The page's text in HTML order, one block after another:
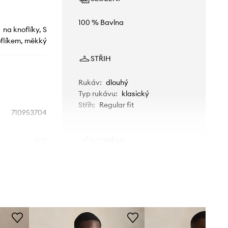
na knoflíky, S
měkký
710953704
100 % Bavlna
STŘIH
Rukáv: dlouhý
Typ rukávu: klasický
Střih: Regular fit
Tabulka velikosti